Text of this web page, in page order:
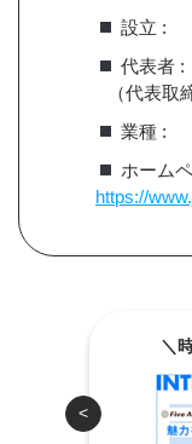
設立 :
代表者 :
（代表取
業種 :
ホーム
https://
＼
<